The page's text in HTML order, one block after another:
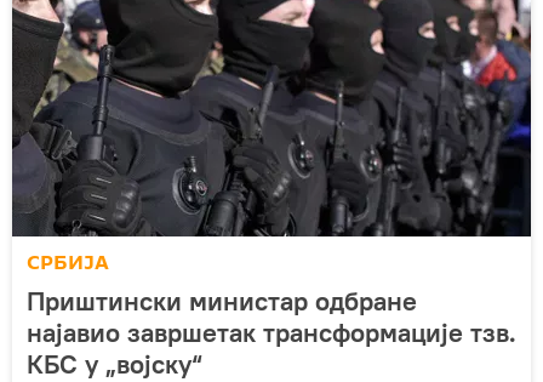
СРБИЈА
Приштински министар одбране
најавио завршетак трансформације тзв.
КБС у „војску“